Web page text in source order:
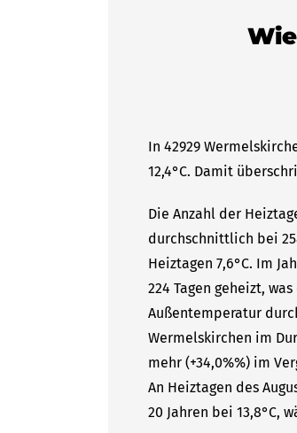
In 42929
12,4°C. Damit
Die Anzahl der
durchschnittlich bei
Heiztagen 7,6°C. Im
224 Tagen geheizt,
Außentemperatur
Wermelskirchen im
mehr (+34,0%%) im
An Heiztagen des
20 Jahren bei 13,8°C,